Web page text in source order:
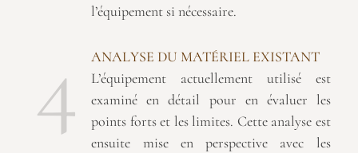
l’équipement si nécessaire.
4
ANALYSE DU MATÉRIEL EXISTANT
L’équipement actuellement utilisé est
examiné en détail pour en évaluer les
points forts et les limites. Cette analyse est
ensuite mise en perspective avec les